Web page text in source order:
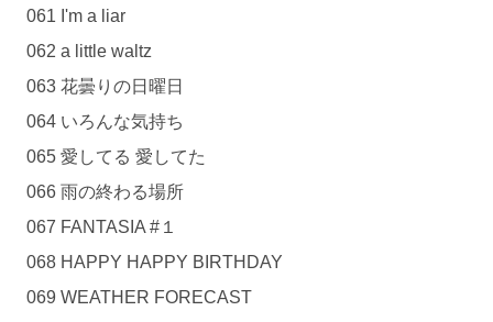
061 I'm a liar
062 a little waltz
063 花曇りの日曜日
064 いろんな気持ち
065 愛してる 愛してた
066 雨の終わる場所
067 FANTASIA #１
068 HAPPY HAPPY BIRTHDAY
069 WEATHER FORECAST